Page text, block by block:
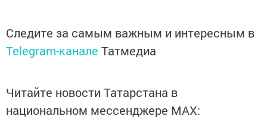
Следите за самым важным и интересным в
Telegram-канале Татмедиа
Читайте новости Татарстана в
национальном мессенджере MАХ: